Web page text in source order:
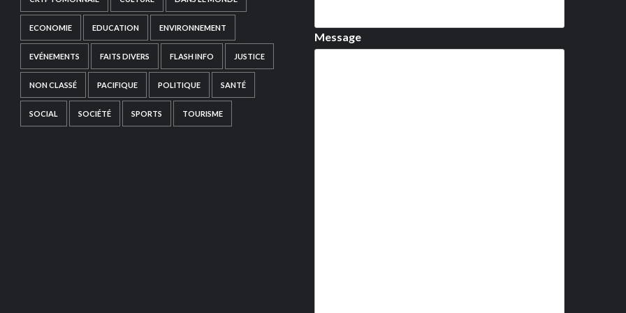
ECONOMIE EDUCATION ENVIRONNEMENT
EVÉNEMENTS FAITS DIVERS FLASH INFO JUSTICE
NON CLASSÉ PACIFIQUE POLITIQUE SANTÉ
SOCIAL SOCIÉTÉ SPORTS TOURISME
Message